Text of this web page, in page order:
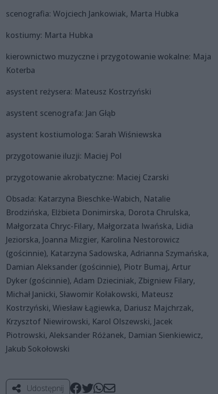
scenografia: Wojciech Jankowiak, Marta Hubka
kostiumy: Marta Hubka
kierownictwo muzyczne i przygotowanie wokalne: Maja
Koterba
asystent reżysera: Mateusz Kostrzyński
asystent scenografa: Jan Głąb
asystent kostiumologa: Sarah Wiśniewska
przygotowanie iluzji: Maciej Pol
przygotowanie akrobatyczne: Maciej Czarski
Obsada: Katarzyna Bieschke-Wabich, Natalie
Brodzińska, Elżbieta Donimirska, Dorota Chrulska,
Małgorzata Chryc-Filary, Małgorzata Iwańska, Lidia
Jeziorska, Joanna Mizgier, Karolina Nestorowicz
(gościnnie), Katarzyna Sadowska, Adrianna Szymańska,
Damian Aleksander (gościnnie), Piotr Bumaj, Artur
Dyker (gościnnie), Adam Dzieciniak, Zbigniew Filary,
Michał Janicki, Sławomir Kołakowski, Mateusz
Kostrzyński, Wiesław Łągiewka, Dariusz Majchrzak,
Krzysztof Niewirowski, Karol Olszewski, Jacek
Piotrowski, Aleksander Różanek, Damian Sienkiewicz,
Jakub Sokołowski
Udostępnij